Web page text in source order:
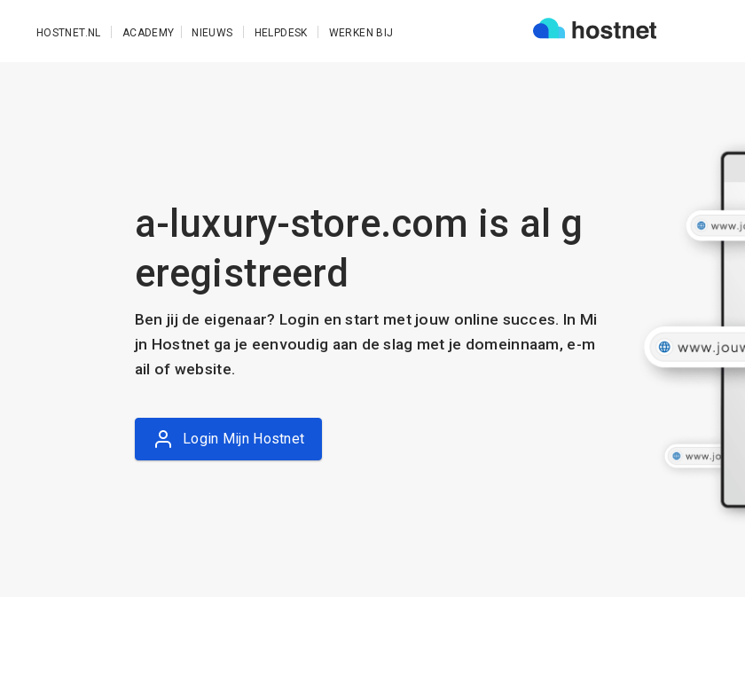
HOSTNET.NL ACADEMY NIEUWS HELPDESK WERKEN BIJ
a-luxury-store.com is al g
eregistreerd
Ben jij de eigenaar? Login en start met jouw online succes. In Mi
jn Hostnet ga je eenvoudig aan de slag met je domeinnaam, e-m
ail of website.
Login Mijn Hostnet